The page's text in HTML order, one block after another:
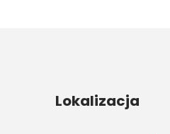
Lokalizacja